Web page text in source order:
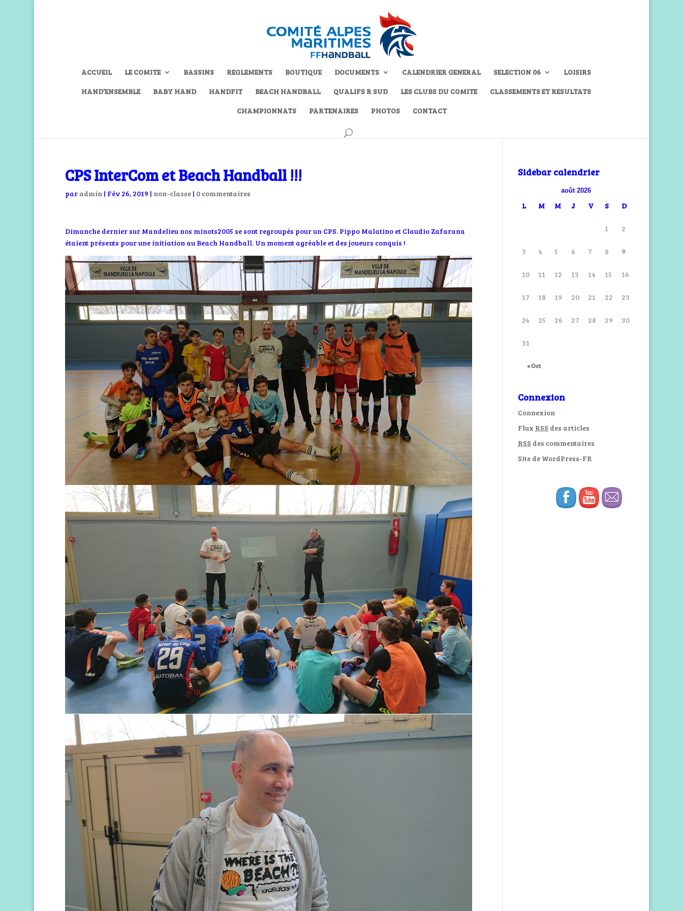
ACCUEIL LE COMITE BASSINS REGLEMENTS BOUTIQUE DOCUMENTS CALENDRIER GENERAL SELECTION 06
LOISIRS
HAND’ENSEMBLE
BABY HAND HANDFIT BEACH HANDBALL QUALIFS R SUD LES CLUBS DU COMITE
CLASSEMENTS ET RESULTATS
CHAMPIONNATS
PARTENAIRES PHOTOS CONTACT
CPS InterCom et Beach Handball !!!
par admin | Fév 26, 2019 | non-classe| 0 commentaires
Dimanche dernier sur Mandelieu nos minots2005 se sont regroupés pour un CPS. Pippo Malatino et Claudio Zafarana
étaient présents pour une initiation au Beach Handball. Un moment agréable et des joueurs conquis !
Sidebar calendrier
août 2026
L M M J V S D
« Oct
1 2
3 4 5 6 7 8 9
10 11 12 13 14 15 16
17 18 19 20 21 22 23
24 25 26 27 28 29 30
31
Connexion
Connexion
Flux RSS des articles
RSS des commentaires
Site de WordPress-FR